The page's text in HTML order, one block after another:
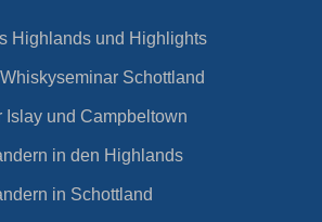
Highlands und Highlights
Schottland
Islay und Campbeltown
in den Highlands
in Schottland